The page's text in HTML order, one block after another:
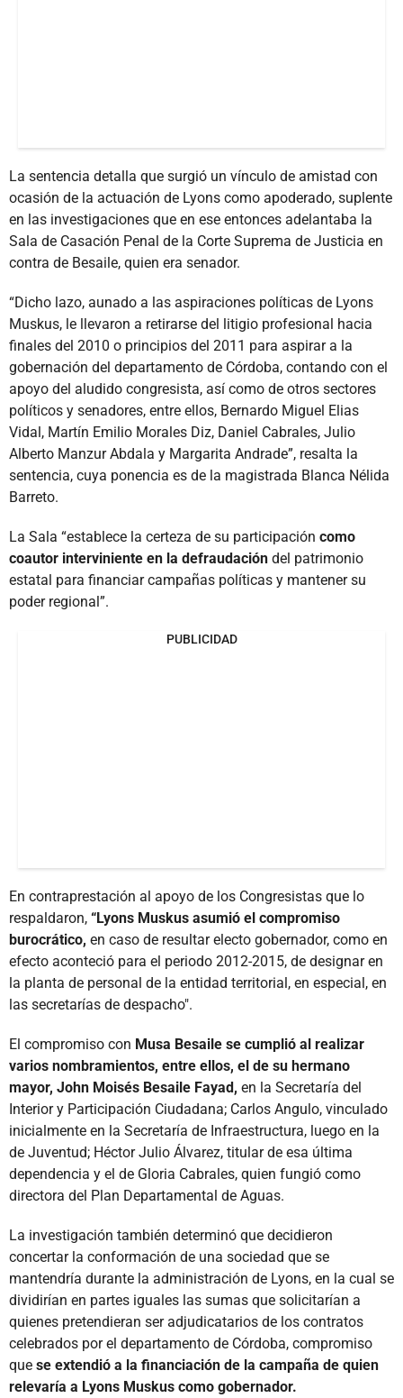
La sentencia detalla que surgió un vínculo de amistad con
ocasión de la actuación de Lyons como apoderado, suplente
en las investigaciones que en ese entonces adelantaba la
Sala de Casación Penal de la Corte Suprema de Justicia en
contra de Besaile, quien era senador.
“Dicho lazo, aunado a las aspiraciones políticas de Lyons
Muskus, le llevaron a retirarse del litigio profesional hacia
finales del 2010 o principios del 2011 para aspirar a la
gobernación del departamento de Córdoba, contando con el
apoyo del aludido congresista, así como de otros sectores
políticos y senadores, entre ellos, Bernardo Miguel Elias
Vidal, Martín Emilio Morales Diz, Daniel Cabrales, Julio
Alberto Manzur Abdala y Margarita Andrade”, resalta la
sentencia, cuya ponencia es de la magistrada Blanca Nélida
Barreto.
La Sala “establece la certeza de su participación como
coautor interviniente en la defraudación del patrimonio
estatal para financiar campañas políticas y mantener su
poder regional”.
PUBLICIDAD
En contraprestación al apoyo de los Congresistas que lo
respaldaron, “Lyons Muskus asumió el compromiso
burocrático, en caso de resultar electo gobernador, como en
efecto aconteció para el periodo 2012-2015, de designar en
la planta de personal de la entidad territorial, en especial, en
las secretarías de despacho".
El compromiso con Musa Besaile se cumplió al realizar
varios nombramientos, entre ellos, el de su hermano
mayor, John Moisés Besaile Fayad, en la Secretaría del
Interior y Participación Ciudadana; Carlos Angulo, vinculado
inicialmente en la Secretaría de Infraestructura, luego en la
de Juventud; Héctor Julio Álvarez, titular de esa última
dependencia y el de Gloria Cabrales, quien fungió como
directora del Plan Departamental de Aguas.
La investigación también determinó que decidieron
concertar la conformación de una sociedad que se
mantendría durante la administración de Lyons, en la cual se
dividirían en partes iguales las sumas que solicitarían a
quienes pretendieran ser adjudicatarios de los contratos
celebrados por el departamento de Córdoba, compromiso
que se extendió a la financiación de la campaña de quien
relevaría a Lyons Muskus como gobernador.